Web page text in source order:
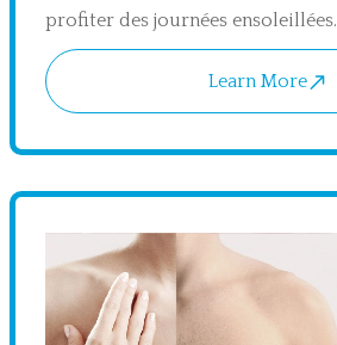
profiter des journées ensoleillées.
Learn More